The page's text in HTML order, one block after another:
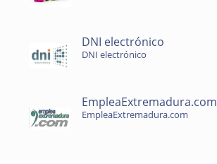
DNI electrónico
DNI electrónico
EmpleaExtremadura.com
EmpleaExtremadura.com